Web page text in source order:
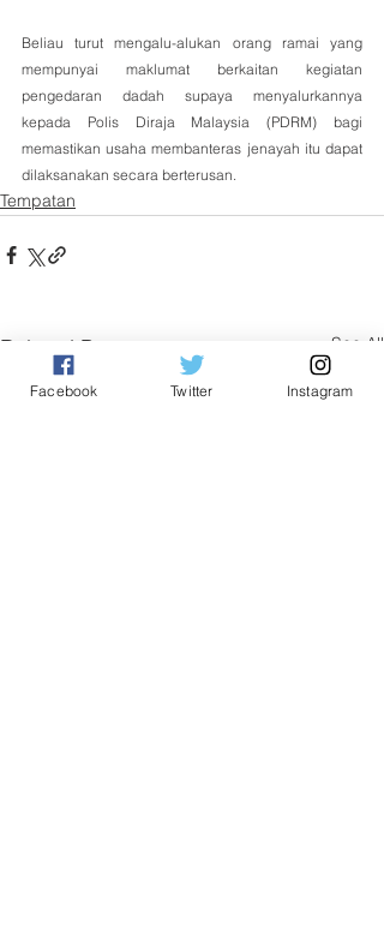
Beliau turut mengalu-alukan orang ramai yang
mempunyai maklumat berkaitan kegiatan
pengedaran dadah supaya menyalurkannya
kepada Polis Diraja Malaysia (PDRM) bagi
memastikan usaha membanteras jenayah itu dapat
dilaksanakan secara berterusan.
Tempatan
Related Posts See All
Facebook Twitter Instagram